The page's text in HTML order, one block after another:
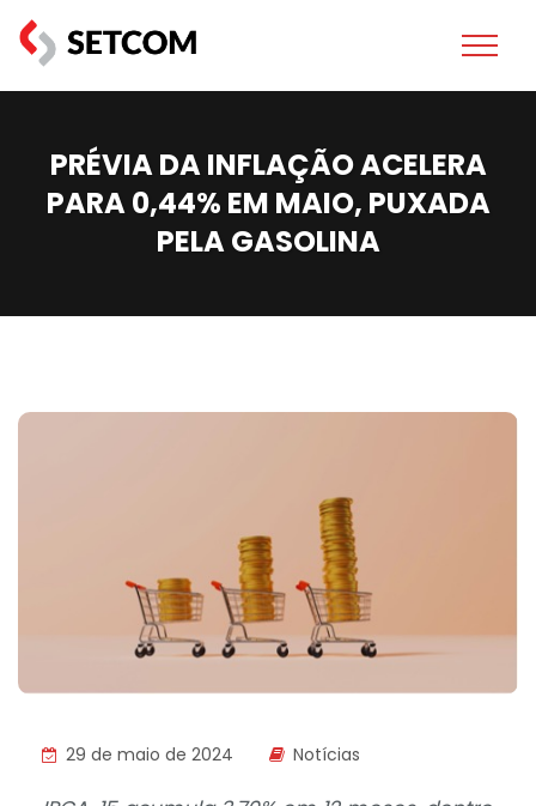
PRÉVIA DA INFLAÇÃO ACELERA
PARA 0,44% EM MAIO, PUXADA
PELA GASOLINA
29 de maio de 2024 Notícias